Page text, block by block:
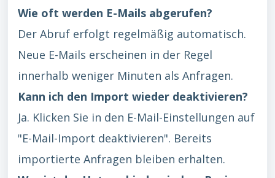
Wie oft werden E-Mails abgerufen?
Der Abruf erfolgt regelmäßig automatisch.
Neue E-Mails erscheinen in der Regel
innerhalb weniger Minuten als Anfragen.
Kann ich den Import wieder deaktivieren?
Ja. Klicken Sie in den E-Mail-Einstellungen auf
"E-Mail-Import deaktivieren". Bereits
importierte Anfragen bleiben erhalten.